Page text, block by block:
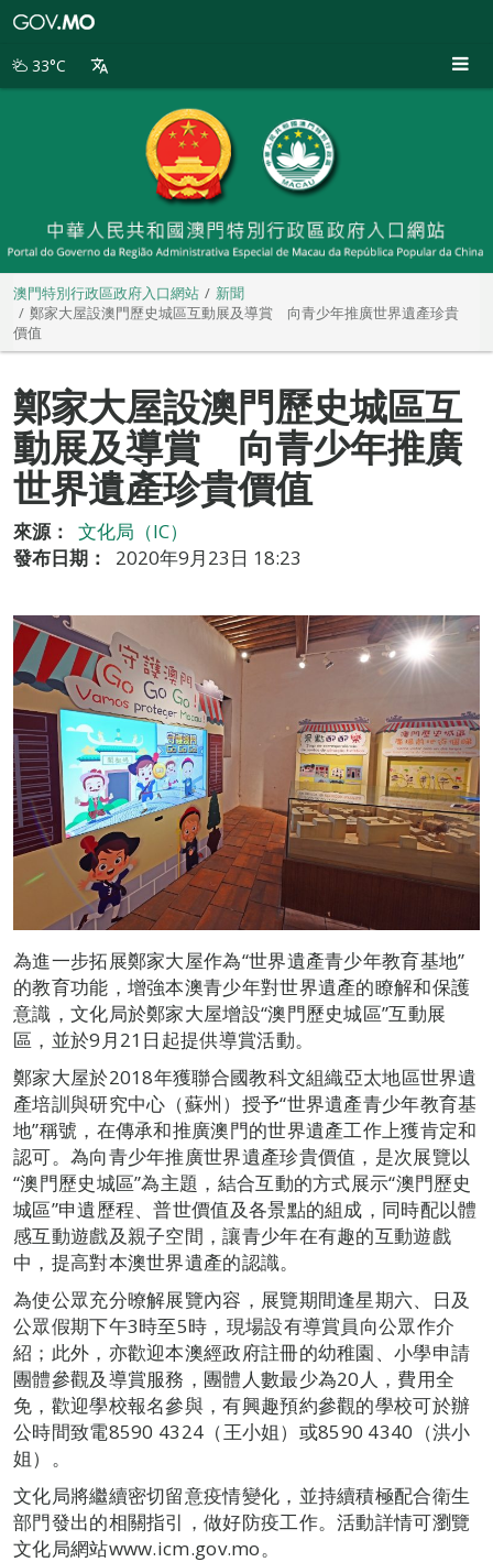
別
33°C
澳門特別行政區政府入口網站
新聞
鄭家大屋設澳門歷史城區互動展及導賞 向青少年推廣世界遺產珍貴
價值
鄭家大屋設澳門歷史城區互
動展及導賞 向青少年推廣
世界遺產珍貴價值
來源：
文化局（IC）
發布日期：
2020年9月23日 18:23
為進一步拓展鄭家大屋作為“世界遺產青少年教育基地”
的教育功能，增強本澳青少年對世界遺產的瞭解和保護
意識，文化局於鄭家大屋增設“澳門歷史城區”互動展
區，並於9月21日起提供導賞活動。
鄭家大屋於2018年獲聯合國教科文組織亞太地區世界遺
產培訓與研究中心（蘇州）授予“世界遺產青少年教育基
地”稱號，在傳承和推廣澳門的世界遺產工作上獲肯定和
認可。為向青少年推廣世界遺產珍貴價值，是次展覽以
“澳門歷史城區”為主題，結合互動的方式展示“澳門歷史
城區”申遺歷程、普世價值及各景點的組成，同時配以體
感互動遊戲及親子空間，讓青少年在有趣的互動遊戲
中，提高對本澳世界遺產的認識。
為使公眾充分暸解展覽內容，展覽期間逢星期六、日及
公眾假期下午3時至5時，現場設有導賞員向公眾作介
紹；此外，亦歡迎本澳經政府註冊的幼稚園、小學申請
團體參觀及導賞服務，團體人數最少為20人，費用全
免，歡迎學校報名參與，有興趣預約參觀的學校可於辦
公時間致電8590 4324（王小姐）或8590 4340（洪小
姐）。
文化局將繼續密切留意疫情變化，並持續積極配合衛生
部門發出的相關指引，做好防疫工作。活動詳情可瀏覽
文化局網站www.icm.gov.mo。